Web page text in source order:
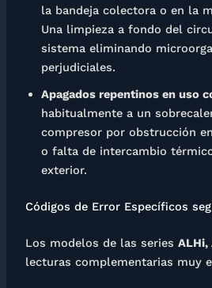
la bandeja colectora o en la
Una limpieza a fondo del
sistema eliminando
perjudiciales.
Apagados repentinos en uso
habitualmente a un
compresor por obstrucción
o falta de intercambio
exterior.
Códigos de Error Específicos
Los modelos de las series ALHi,
lecturas complementarias muy